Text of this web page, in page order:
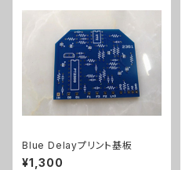
Blue Delayプリント基板
¥1,300